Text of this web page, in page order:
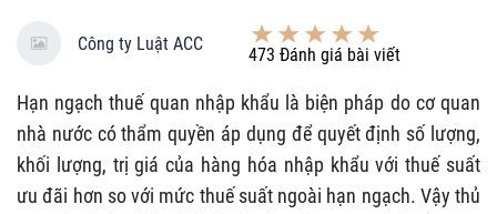
Công ty Luật ACC
473 Đánh giá bài viết
Hạn ngạch thuế quan nhập khẩu là biện pháp do cơ quan
nhà nước có thẩm quyền áp dụng để quyết định số lượng,
khối lượng, trị giá của hàng hóa nhập khẩu với thuế suất
ưu đãi hơn so với mức thuế suất ngoài hạn ngạch. Vậy thủ